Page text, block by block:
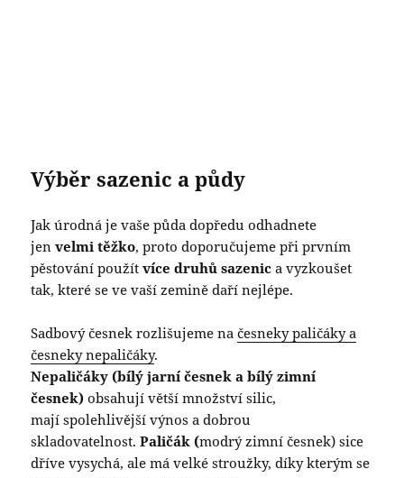
Výběr sazenic a půdy
Jak úrodná je vaše půda dopředu odhadnete
jenvelmi těžko, proto doporučujeme při prvním
pěstování použítvíce druhů sazenic a vyzkoušet
tak, které se ve vaší zemině daří nejlépe.
Sadbový česnek rozlišujeme načesneky paličáky a
česneky nepaličáky.
Nepaličáky (bílý jarní česnek a bílý zimní
česnek) obsahují větší množství silic,
mají spolehlivější výnos a dobrou
skladovatelnost.Paličák (modrý zimní česnek) sice
dříve vysychá, ale má velké stroužky, díky kterým se